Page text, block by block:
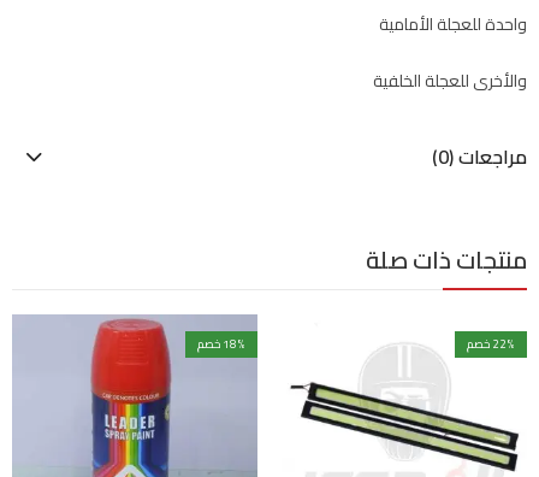
واحدة للعجلة الأمامية
والأخرى للعجلة الخلفية
مراجعات (0)
منتجات ذات صلة
22% خصم 18% خصم